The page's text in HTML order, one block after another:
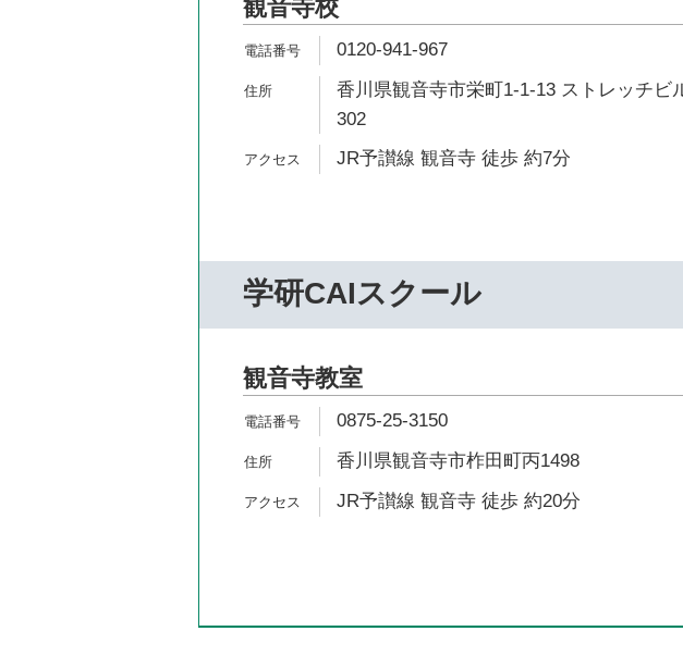
観音寺校
0120-941-967
香川県観音寺市栄町1-1-13 ストレッチビ
302
JR予讃線 観音寺 徒歩 約7分
学研CAIスクール
観音寺教室
0875-25-3150
香川県観音寺市柞田町丙1498
JR予讃線 観音寺 徒歩 約20分